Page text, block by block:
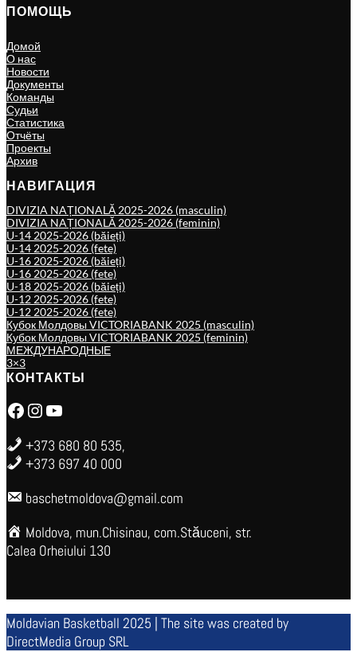
ПОМОЩЬ
Домой
О нас
Новости
Документы
Команды
Судьи
Статистика
Отчёты
Проекты
Архив
НАВИГАЦИЯ
DIVIZIA NAȚIONALĂ 2025-2026 (masculin)
DIVIZIA NAȚIONALĂ 2025-2026 (feminin)
U-14 2025-2026 (băieți)
U-14 2025-2026 (fete)
U-16 2025-2026 (băieți)
U-16 2025-2026 (fete)
U-18 2025-2026 (băieți)
U-12 2025-2026 (fete)
U-12 2025-2026 (fete)
Кубок Молдовы VICTORIABANK 2025 (masculin)
Кубок Молдовы VICTORIABANK 2025 (feminin)
МЕЖДУНАРОДНЫЕ
3×3
КОНТАКТЫ
Facebook Instagram YouTube
+373 680 80 535,
+373 697 40 000
baschetmoldova@gmail.com
Moldova, mun.Chisinau, com.Stăuceni, str.
Calea Orheiului 130
Moldavian Basketball 2025 | The site was created by
DirectMedia Group SRL